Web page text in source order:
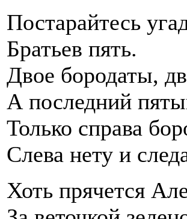
Постарайтесь
Братьев пять.
Двое бородаты,
А последний
Только справа
Слева нету и
Хоть прячется